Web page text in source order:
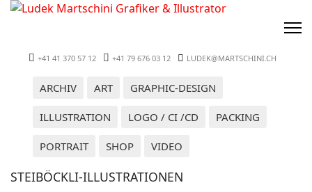
+41 41 370 57 12 +41 79 676 03 12 LUDEK@MARTSCHINI.CH
ARCHIV ART GRAPHIC-DESIGN
ILLUSTRATION LOGO / CI /CD PACKING
PORTRAIT SHOP VIDEO
STEIBÖCKLI-ILLUSTRATIONEN